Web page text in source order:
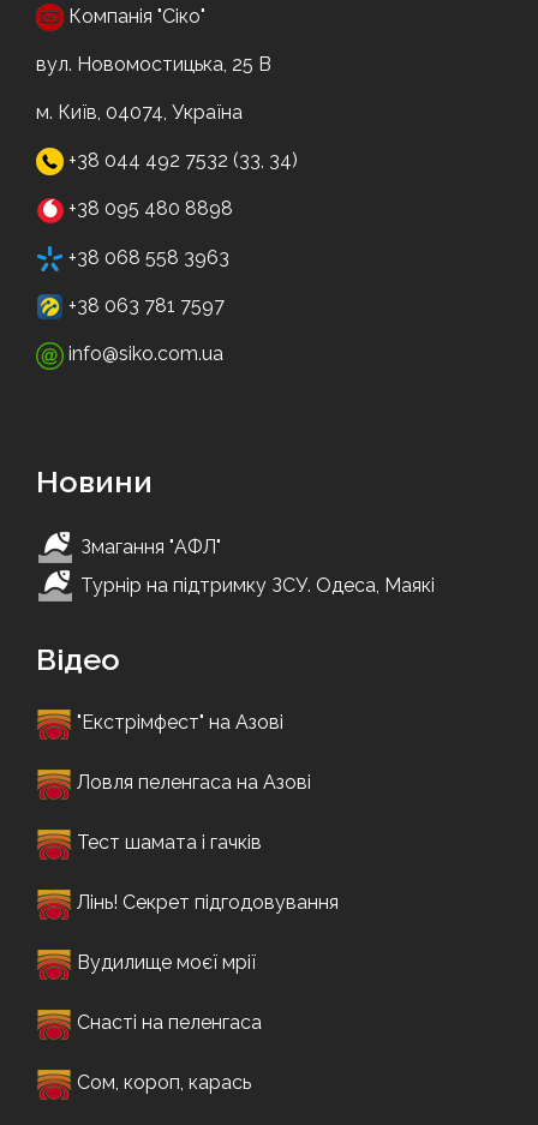
Компанія "Сіко"
вул. Новомостицька, 25 В
м. Київ, 04074, Україна
+38 044 492 7532 (33, 34)
+38 095 480 8898
+38 068 558 3963
+38 063 781 7597
info@siko.com.ua
Новини
Змагання "АФЛ"
Турнір на підтримку ЗСУ. Одеса, Маякі
Відео
"Екстрімфест" на Азові
Ловля пеленгаса на Азові
Тест шамата і гачків
Лінь! Секрет підгодовування
Вудилище моєї мрії
Снасті на пеленгаса
Сом, короп, карась